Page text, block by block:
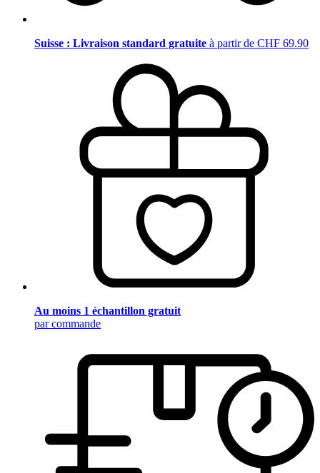
Suisse : Livraison standard gratuite à partir de CHF 69.90
Au moins 1 échantillon gratuit
par commande